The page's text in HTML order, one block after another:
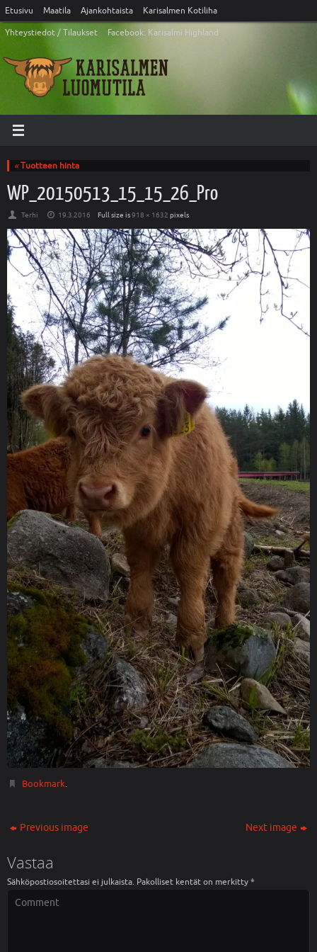
Etusivu Maatila Ajankohtaista
Karisalmen Kotiliha
Yhteystiedot / Tilaukset
Facebook: Karisalmi Highland
«Tuotteen hinta
WP_20150513_15_15_26_Pro
Terhi 19.3.2016 Full size is918 × 1632 pixels
Bookmark.
Previous image Next image
Vastaa
Sähköpostiosoitettasi ei julkaista. Pakolliset kentät on merkitty*